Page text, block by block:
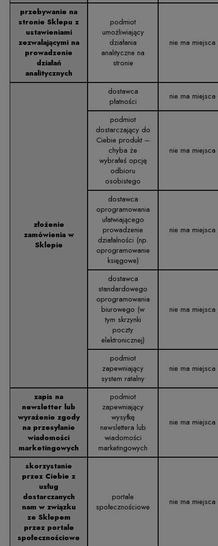
przebywanie na
stronie Sklepu z
ustawieniami
zezwalającymi na
prowadzenie
działań
analitycznych
podmiot
umożliwiający
działania
analityczne na
stronie
nie ma miejsca
złożenie
zamówienia w
Sklepie
dostawca
płatności
nie ma miejsca
podmiot
dostarczający do
Ciebie produkt –
chyba że
wybrałeś opcję
odbioru
osobistego
nie ma miejsca
dostawca
oprogramowania
ułatwiającego
prowadzenie
działalności (np.
oprogramowanie
księgowe)
nie ma miejsca
dostawca
standardowego
oprogramowania
biurowego (w
tym skrzynki
poczty
elektronicznej)
nie ma miejsca
podmiot
zapewniający
system ratalny
nie ma miejsca
zapis na
newsletter lub
wyrażenie zgody
na przesyłanie
wiadomości
marketingowych
podmiot
zapewniający
wysyłkę
newslettera lub
wiadomości
marketingowych
nie ma miejsca
skorzystanie
przez Ciebie z
usług
dostarczanych
nam w związku
ze Sklepem
przez portale
społecznościowe
portale
społecznościowe
nie ma miejsca